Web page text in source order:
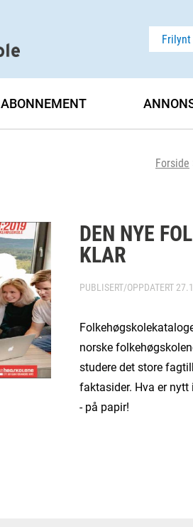
Forside
ABONNEMENT
DEN NYE
KLAR
PUBLISERT/OPPDATERT
norske
studere det store
faktasider. Hva er
- på papir!